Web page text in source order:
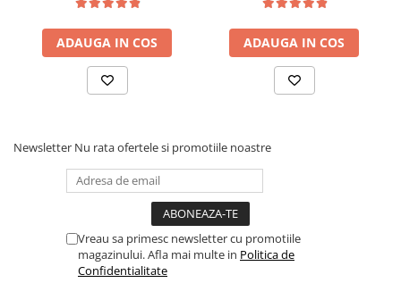
tip Bonell, fata vara-iarna,
sistem de aerisire cu
butoni, Salt Confort
ADAUGA IN COS
saltea ferm, negru
ADAUGA IN COS
Newsletter Nu rata ofertele si promotiile noastre
Vreau sa primesc newsletter cu promotiile
magazinului. Afla mai multe in Politica de
Confidentialitate